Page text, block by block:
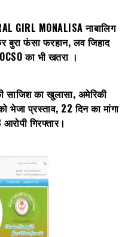
GIRL MONALISA नाबालिग
बुरा फंसा फरहान, लव जिहाद
का भी खतरा ।
साजिश का खुलासा, अमेरिकी
भेजा प्रस्ताव, 22 दिन का मांगा
गिरफ्तार।